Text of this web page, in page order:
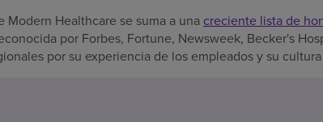
Healthcare se suma a una creciente lista de
por Forbes, Fortune, Newsweek, Becker's
por su experiencia de los empleados y su